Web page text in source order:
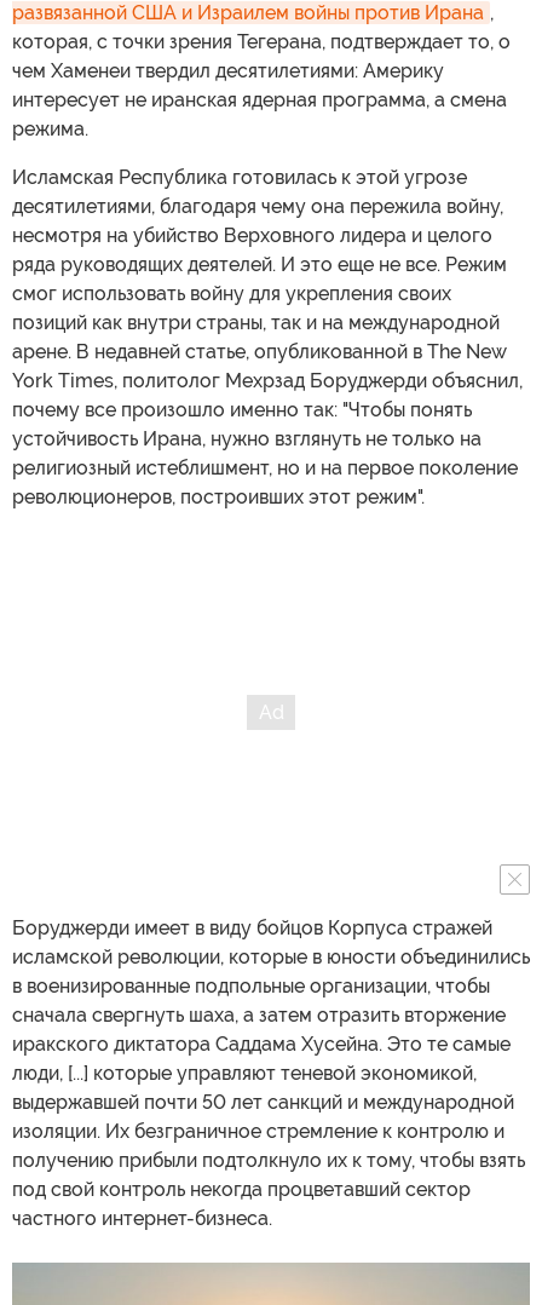
развязанной США и Израилем войны против Ирана ,
которая, с точки зрения Тегерана, подтверждает то, о
чем Хаменеи твердил десятилетиями: Америку
интересует не иранская ядерная программа, а смена
режима.
Исламская Республика готовилась к этой угрозе
десятилетиями, благодаря чему она пережила войну,
несмотря на убийство Верховного лидера и целого
ряда руководящих деятелей. И это еще не все. Режим
смог использовать войну для укрепления своих
позиций как внутри страны, так и на международной
арене. В недавней статье, опубликованной в The New
York Times, политолог Мехрзад Боруджерди объяснил,
почему все произошло именно так: "Чтобы понять
устойчивость Ирана, нужно взглянуть не только на
религиозный истеблишмент, но и на первое поколение
революционеров, построивших этот режим".
Боруджерди имеет в виду бойцов Корпуса стражей
исламской революции, которые в юности объединились
в военизированные подпольные организации, чтобы
сначала свергнуть шаха, а затем отразить вторжение
иракского диктатора Саддама Хусейна. Это те самые
люди, [...] которые управляют теневой экономикой,
выдержавшей почти 50 лет санкций и международной
изоляции. Их безграничное стремление к контролю и
получению прибыли подтолкнуло их к тому, чтобы взять
под свой контроль некогда процветавший сектор
частного интернет-бизнеса.